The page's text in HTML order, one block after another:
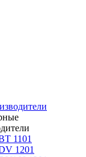
1101
1201